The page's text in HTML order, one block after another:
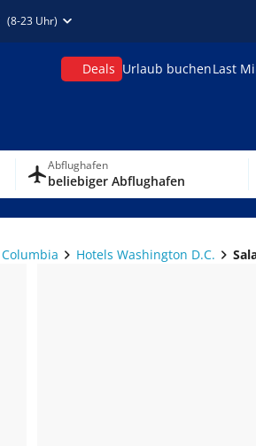
(8-23 Uhr)
Deals Urlaub buchenLast
Abflughafen
beliebiger Abflughafen
Hotels Washington D.C.